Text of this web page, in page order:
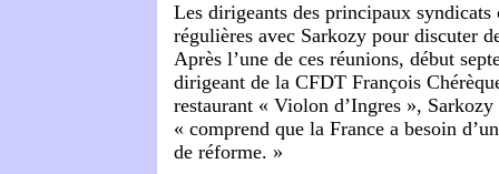
Les dirigeants des principaux syndicats
régulières avec Sarkozy pour discuter
Après l’une de ces réunions, début
dirigeant de la CFDT François
restaurant « Violon d’Ingres »,
« comprend que la France a besoin
de réforme. »